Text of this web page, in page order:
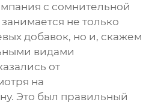
с сомнительной
не только
добавок, но и, скажем
видами
от
на
Это был правильный